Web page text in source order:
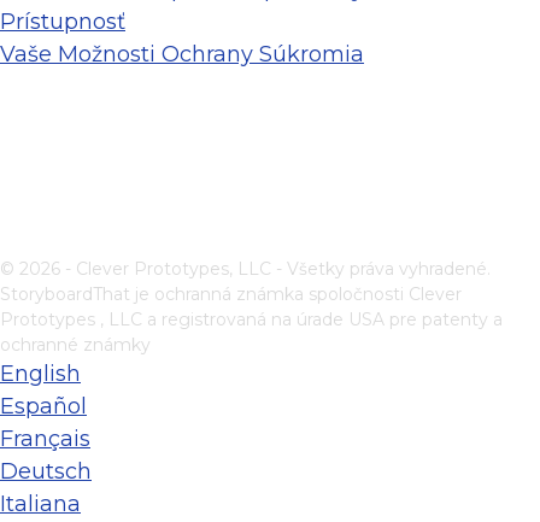
Prístupnosť
Vaše Možnosti Ochrany Súkromia
© 2026 - Clever Prototypes, LLC - Všetky práva vyhradené.
StoryboardThat je ochranná známka spoločnosti Clever
Prototypes , LLC a registrovaná na úrade USA pre patenty a
ochranné známky
English
Español
Français
Deutsch
Italiana